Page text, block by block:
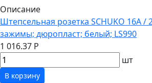
Описание
Штепсельная розетка SCHUKO 16А
зажимы; дюропласт; белый; LS990
1 016.37 Р
шт
В корзину